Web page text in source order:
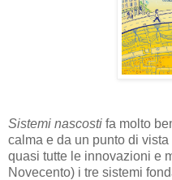
Sistemi nascosti fa molto
calma e da un punto di
quasi tutte le innovazioni e
Novecento) i tre sistemi